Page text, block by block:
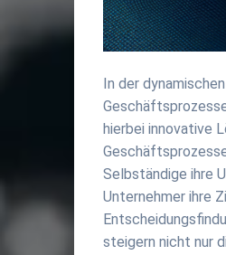
In der
hierbei innovative
Selbständige ihre
Unternehmer ihre
steigern nicht nur